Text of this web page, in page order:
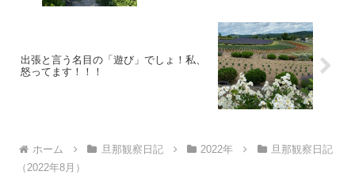
出張と言う名目の「遊び」でしょ！私、
怒ってます！！！
ホーム 旦那観察日記 2022年
旦那観察日記
（2022年8月）